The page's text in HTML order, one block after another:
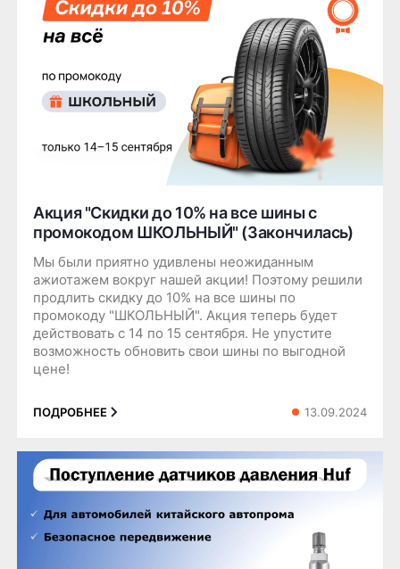
Акция "Скидки до 10% на все шины с
промокодом ШКОЛЬНЫЙ" (Закончилась)
Мы были приятно удивлены неожиданным
ажиотажем вокруг нашей акции! Поэтому решили
продлить скидку до 10% на все шины по
промокоду "ШКОЛЬНЫЙ". Акция теперь будет
действовать с 14 по 15 сентября. Не упустите
возможность обновить свои шины по выгодной
цене!
ПОДРОБНЕЕ 13.09.2024